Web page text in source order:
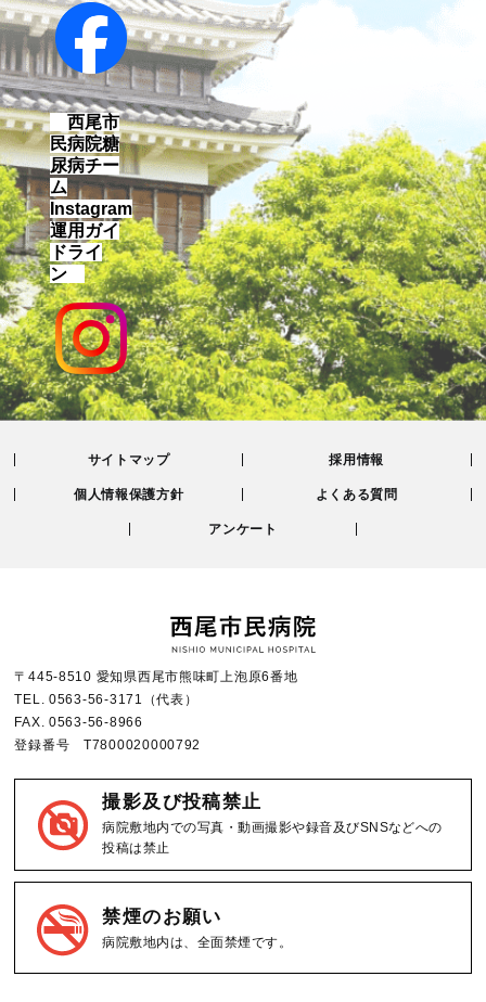
西尾市
民病院糖
尿病チー
ム
Instagram
運用ガイ
ドライ
ン
サイトマップ 採用情報
個人情報保護方針 よくある質問
アンケート
〒445-8510 愛知県西尾市熊味町上泡原6番地
TEL.0563-56-3171
（代表）
FAX.0563-56-8966
登録番号 T7800020000792
撮影及び投稿禁止
病院敷地内での写真・動画撮影や録音及びSNSなどへの
投稿は禁止
禁煙のお願い
病院敷地内は、全面禁煙です。